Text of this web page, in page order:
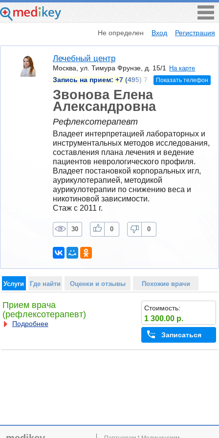
Не определен Вход Регистрация
Лечебный центр
Москва, ул. Тимура Фрунзе, д. 15/1
На карте
Запись на прием: +7 (495) 7 Показать телефон
Звонова Елена
Александровна
Рефлексотерапевт
Владеет интерпретацией лабораторных и
инструментальных методов исследования,
составления плана лечения и ведение
пациентов неврологического профиля.
Владеет постановкой корпоральных игл,
аурикулотерапией, методикой
аурикулотерапии по снижению веса и
никотиновой зависимости.
Стаж с 2011 г.
30 0 0
Услуги Где найти Оценки и отзывы Похожие врачи
Прием врача
(рефлексотерапевт)
Подробнее
Стоимость:
1 300.00 р.
Записаться